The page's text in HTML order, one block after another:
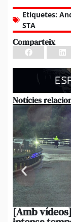
Etiquetes:
STA
Comparteix
Notícies
[Amb